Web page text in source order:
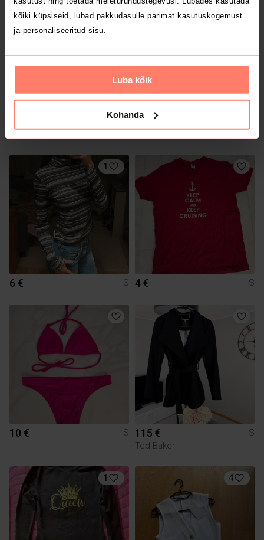
kõiki küpsiseid, lubad pakkudasulle parimat kasutuskogemust
ja personaliseeritud sisu.
Luba kõik
Kohanda
S
3
7 €
1
6 € S 4 € S
10 € S 115 €
S
Ted Baker
1 4